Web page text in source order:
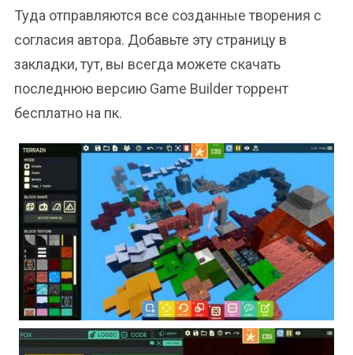
Туда отправляются все созданные творения с
согласия автора. Добавьте эту страницу в
закладки, тут, вы всегда можете скачать
последнюю версию Game Builder торрент
бесплатно на пк.